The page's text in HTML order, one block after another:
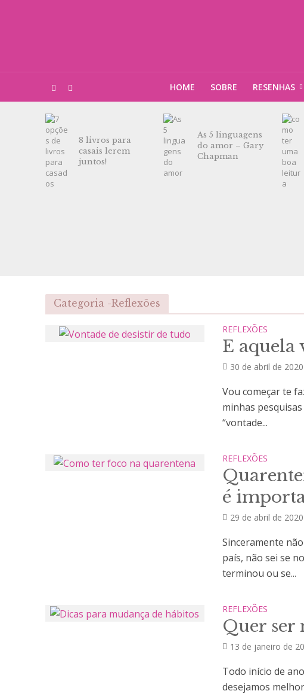
HOME SOBRE RESENHAS
8 livros para
casais lerem
juntos!
As 5 linguagens
do amor – Gary
Chapman
Categoria -Reflexões
REFLEXÕES
E aquela
30 de abril de 2020
Vou começar te
minhas
“vontade...
REFLEXÕES
é
29 de abril de 2020
Sinceramente
país, não sei se
terminou ou se...
REFLEXÕES
Quer ser
13 de janeiro de
Todo início de
desejamos